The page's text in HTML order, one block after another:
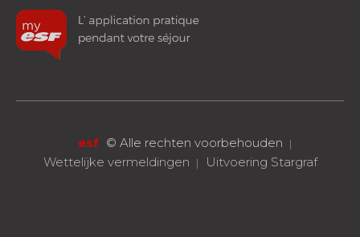
RESERVEREN
esf © Alle rechten voorbehouden
Wettelijke vermeldingen
Uitvoering Stargraf